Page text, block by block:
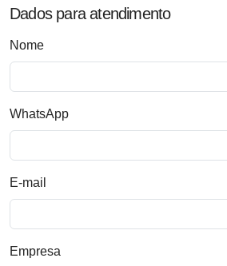
Dados para atendimento
Nome
WhatsApp
E-mail
Empresa